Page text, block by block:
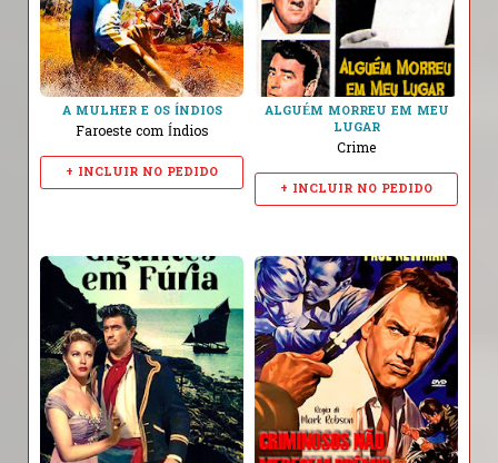
A MULHER E OS ÍNDIOS
Faroeste com Índios
+ INCLUIR NO PEDIDO
ALGUÉM MORREU EM MEU
LUGAR
Crime
+ INCLUIR NO PEDIDO